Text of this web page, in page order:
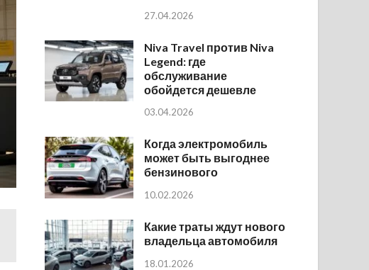
27.04.2026
Niva Travel против Niva
Legend: где
обслуживание
обойдется дешевле
03.04.2026
Когда электромобиль
может быть выгоднее
бензинового
10.02.2026
Какие траты ждут нового
владельца автомобиля
18.01.2026